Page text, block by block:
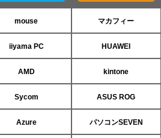
mouse マカフィー
iiyama PC HUAWEI
AMD kintone
Sycom ASUS ROG
Azure パソコンSEVEN